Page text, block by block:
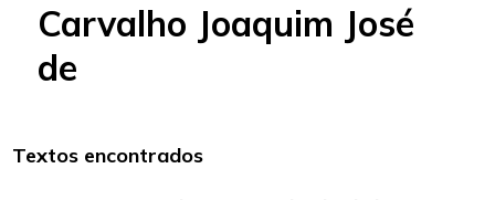
Carvalho Joaquim José
de
Textos encontrados